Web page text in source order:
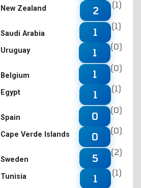
New Zealand
2
(1)
Saudi Arabia
Uruguay
1
(1)
1
(0)
Belgium
Egypt
1
(0)
1
(1)
Spain
Cape Verde Islands
0
(0)
0
(0)
Sweden
Tunisia
5
(2)
1
(1)